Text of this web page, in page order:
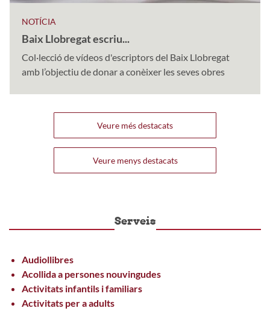
NOTÍCIA
Baix Llobregat escriu...
Col·lecció de vídeos d'escriptors del Baix Llobregat
amb l’objectiu de donar a conèixer les seves obres
Veure més destacats
Veure menys destacats
Serveis
Audiollibres
Acollida a persones nouvingudes
Activitats infantils i familiars
Activitats per a adults